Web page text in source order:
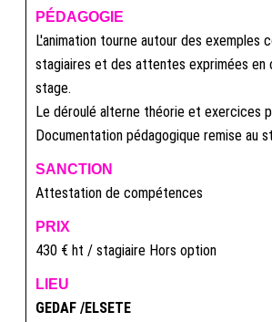
PÉDAGOGIE
L'animation tourne autour des exemples
stagiaires et des attentes exprimées en
stage.
Le déroulé alterne théorie et exercices
Documentation pédagogique remise au
SANCTION
Attestation de compétences
PRIX
430 € ht / stagiaire Hors option
LIEU
GEDAF /ELSETE